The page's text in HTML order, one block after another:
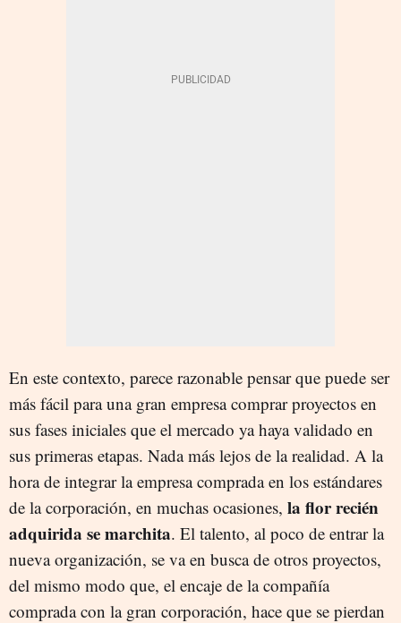
En este contexto, parece razonable pensar que puede ser
más fácil para una gran empresa comprar proyectos en
sus fases iniciales que el mercado ya haya validado en
sus primeras etapas. Nada más lejos de la realidad. A la
hora de integrar la empresa comprada en los estándares
de la corporación, en muchas ocasiones, la flor recién
adquirida se marchita. El talento, al poco de entrar la
nueva organización, se va en busca de otros proyectos,
del mismo modo que, el encaje de la compañía
comprada con la gran corporación, hace que se pierdan